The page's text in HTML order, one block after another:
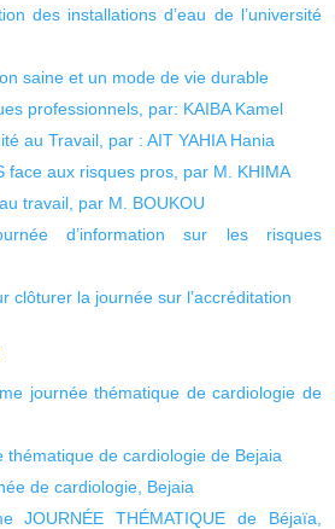
des installations d’eau de l’université
saine et un mode de vie durable
professionnels, par: KAIBA Kamel
au Travail, par : AIT YAHIA Hania
face aux risques pros, par M. KHIMA
travail, par M. BOUKOU
d’information sur les risques
clôturer la journée sur l’accréditation
journée thématique de cardiologie de
thématique de cardiologie de Bejaia
de cardiologie, Bejaia
JOURNÉE THÉMATIQUE de Béjaïa,